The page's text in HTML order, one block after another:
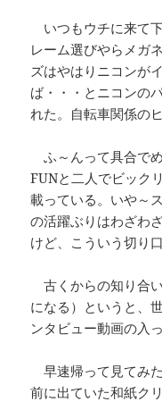
いつもウチに来て
レーム選びやらメガ
ズはやはりニコンが
ば・・・とニコンの
れた。自転車関係の
ふ～んって具合で
FUNと二人でビック
載っている。いや～
の活躍ぶりはわざわ
けど、こういう切り
古くからの知り合
になる）というと、
ンタビュー動画の入
早速帰って見てみ
前に出ていた和紙ク